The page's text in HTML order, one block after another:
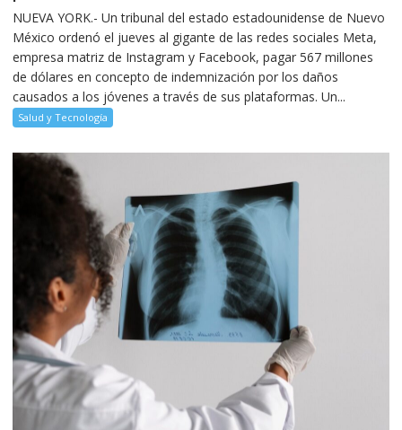
NUEVA YORK.- Un tribunal del estado estadounidense de Nuevo
México ordenó el jueves al gigante de las redes sociales Meta,
empresa matriz de Instagram y Facebook, pagar 567 millones
de dólares en concepto de indemnización por los daños
causados a los jóvenes a través de sus plataformas. Un...
Salud y Tecnología